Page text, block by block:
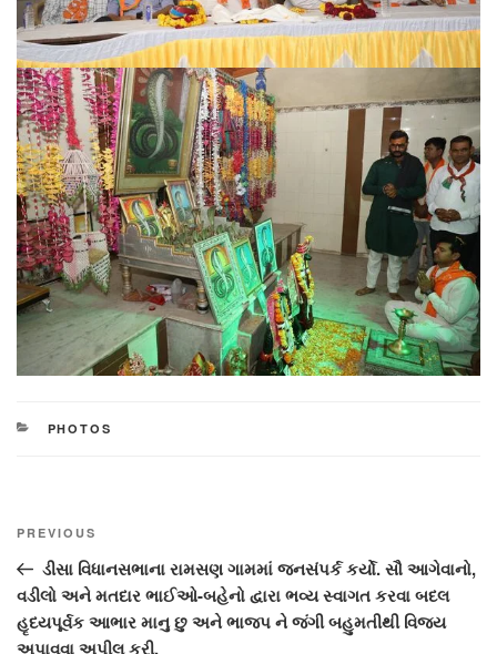
CATEGORIES
PHOTOS
Post
navigation
Previous
Post
PREVIOUS
ડીસા વિધાનસભાના રામસણ ગામમાં જનસંપર્ક કર્યો. સૌ આગેવાનો,
વડીલો અને મતદાર ભાઈઓ-બહેનો દ્વારા ભવ્ય સ્વાગત કરવા બદલ
હૃદયપૂર્વક આભાર માનુ છુ અને ભાજપ ને જંગી બહુમતીથી વિજય
અપાવવા અપીલ કરી.